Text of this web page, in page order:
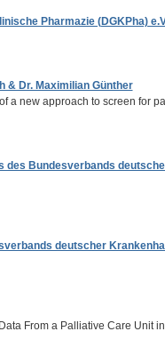
Pharmazie (DGKPha)
& Dr. Maximilian Günther
a new approach to screen for
Bundesverbands
deutscher
From a Palliative Care Unit